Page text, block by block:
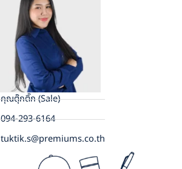
คุณตุ๊กติ๊ก (Sale)
094-293-6164
tuktik.s@premiums.co.th